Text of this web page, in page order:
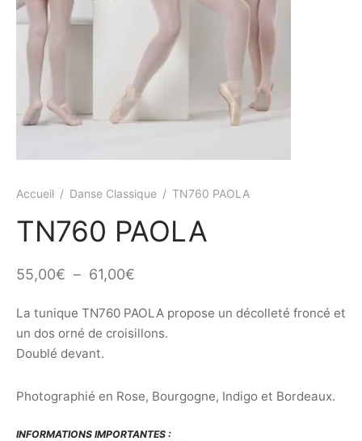
Accueil / Danse Classique / TN760 PAOLA
TN760 PAOLA
55,00€ – 61,00€
prix :
61,00€
La tunique TN760 PAOLA propose un décolleté froncé et
un dos orné de croisillons.
Doublé devant.
Photographié en Rose, Bourgogne, Indigo et Bordeaux.
INFORMATIONS IMPORTANTES :
et jupettes